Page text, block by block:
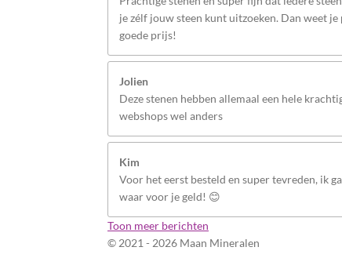
je zélf jouw steen kunt uitzoeken. Dan weet
goede prijs!
Jolien
Deze stenen hebben allemaal een hele
webshops wel anders
Kim
Voor het eerst besteld en super tevreden, ik
waar voor je geld! 😊
Toon meer berichten
© 2021 - 2026 Maan Mineralen